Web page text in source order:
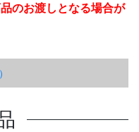
のお渡しとなる場合が